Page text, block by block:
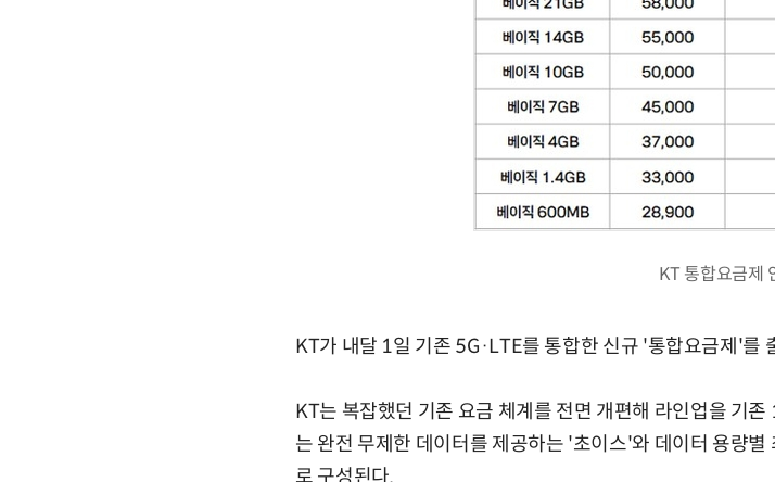
KT 통합요금제
KT가 내달 1일 기존 5G·LTE를 통합한 신규 '통합요금제'를
KT는 복잡했던 기존 요금 체계를 전면 개편해 라인업을 기
는 완전 무제한 데이터를 제공하는 '초이스'와 데이터 용량
로 구성된다.